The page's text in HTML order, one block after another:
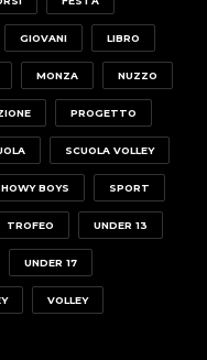
GIOVANI LIBRO
MONZA NUZZO
PROGETTO
SCUOLA VOLLEY
BOYS SPORT
TROFEO UNDER 13
UNDER 17
VOLLEY